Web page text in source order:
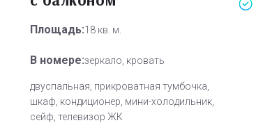
Площадь:18 кв. м.
В номере:зеркало, кровать
двуспальная, прикроватная тумбочка,
шкаф, кондиционер, мини-холодильник,
сейф, телевизор ЖК